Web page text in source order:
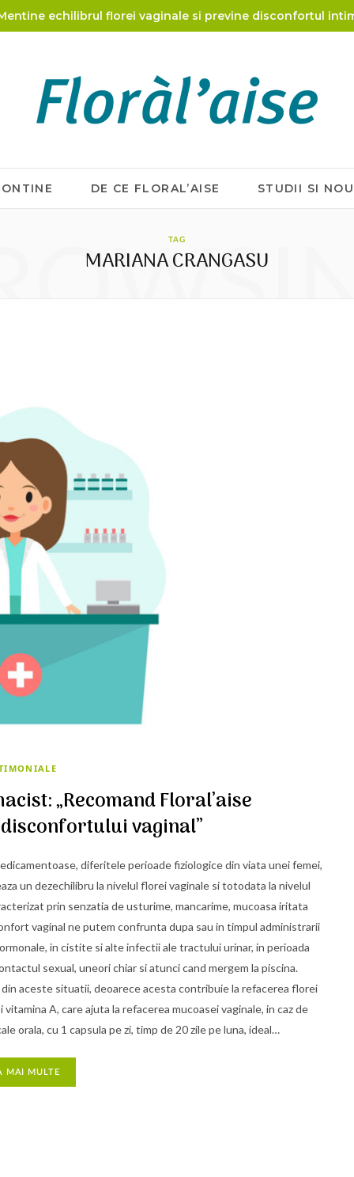
echilibrul florei vaginale si previne disconfortul
DE CE FLORAL’AISE STUDII SI
TAG
MARIANA CRANGASU
„Recomand Floral’aise
vaginal”
diferitele perioade fiziologice din viata unei femei,
un dezechilibru la nivelul florei vaginale si totodata la nivelul
prin senzatia de usturime, mancarime, mucoasa iritata
vaginal ne putem confrunta dupa sau in timpul administrarii
in cistite si alte infectii ale tractului urinar, in perioada
sexual, uneori chiar si atunci cand mergem la piscina.
aceste situatii, deoarece acesta contribuie la refacerea florei
A, care ajuta la refacerea mucoasei vaginale, in caz de
orala, cu 1 capsula pe zi, timp de 20 zile pe luna, ideal…
MAI MULTE